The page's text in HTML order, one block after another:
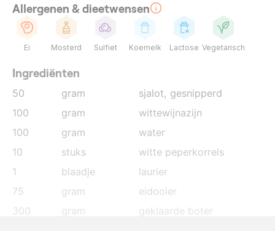
Allergenen & dieetwensen
Ei Mosterd Sulfiet Koemelk Lactose Vegetarisch
Ingrediënten
50 gram sjalot, gesnipperd
100
gram
wittewijnazijn
100
gram
water
10
stuks
witte peperkorrels
1
blaadje
laurier
75
gram
eidooier
300
gram
geklaarde boter